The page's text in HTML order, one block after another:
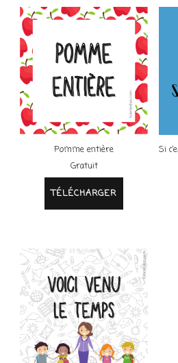
Pomme entière
Gratuit
TÉLÉCHARGER
Si